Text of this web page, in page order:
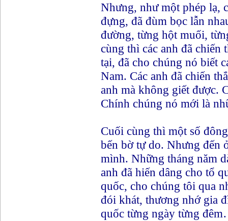
Nhưng, như một phép lạ,
đựng, đã đùm bọc lẫn
đường, từng hột muối,
cùng thì các anh đã chiến
tại, đã cho chúng nó biết
Nam. Các anh đã chiến
anh mà không giết được.
Chính chúng nó mới là
Cuối cùng thì một số
bến bờ tự do. Nhưng đến
mình. Những tháng năm
anh đã hiến dâng cho tổ
quốc, cho chúng tôi qua
đói khát, thương nhớ gia
quốc từng ngày từng